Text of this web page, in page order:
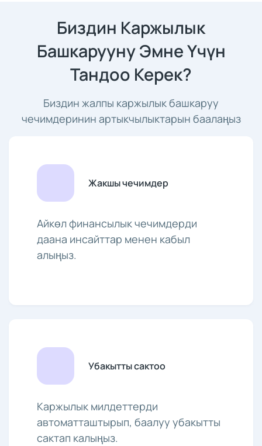
Биздин Каржылык
Башкарууну Эмне Үчүн
Тандоо Керек?
Биздин жалпы каржылык башкаруу
чечимдеринин артыкчылыктарын баалаңыз
Жакшы чечимдер
Айкөл финансылык чечимдерди
даана инсайттар менен кабыл
алыңыз.
Убакытты сактоо
Каржылык милдеттерди
автоматташтырып, баалуу убакытты
сактап калыңыз.